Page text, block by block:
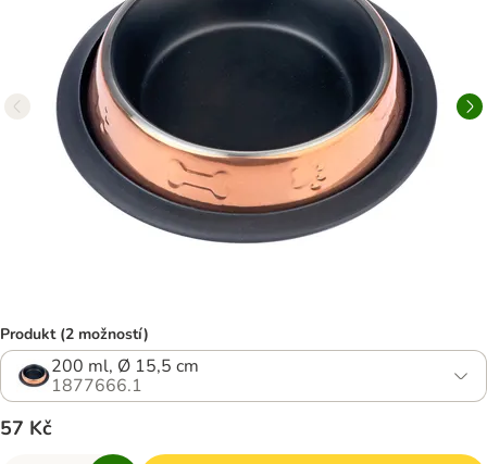
Produkt (2 možností)
200 ml, Ø 15,5 cm
1877666.1
57 Kč